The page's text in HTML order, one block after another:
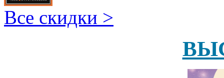
Все скидки >